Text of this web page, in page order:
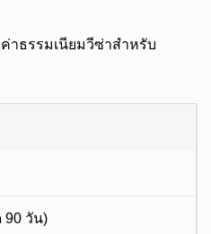
าธรรมเนียมวีซ่าสำหรับ
90 วัน)